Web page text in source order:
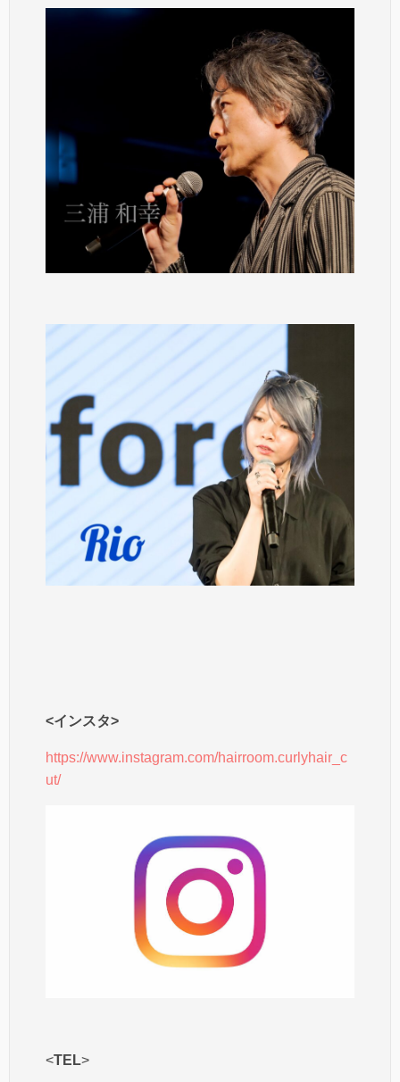
<インスタ>
https://www.instagram.com/hairroom.curlyhair_c
ut/
<TEL>